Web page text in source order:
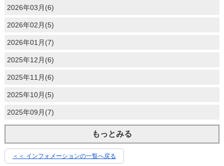
2026年03月(6)
2026年02月(5)
2026年01月(7)
2025年12月(6)
2025年11月(6)
2025年10月(5)
2025年09月(7)
もっとみる
＜＜ インフォメーションの一覧へ戻る